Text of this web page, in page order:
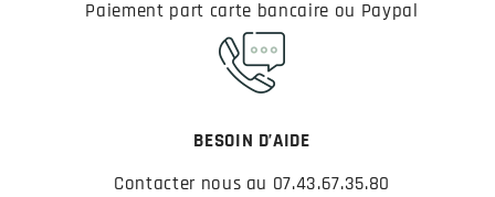
Paiement part carte bancaire ou Paypal
BESOIN D’AIDE
Contacter nous au 07.43.67.35.80